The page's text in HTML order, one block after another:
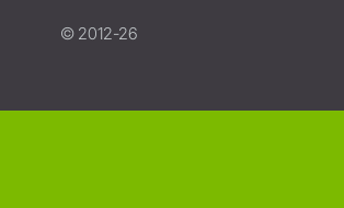
© 2012-26